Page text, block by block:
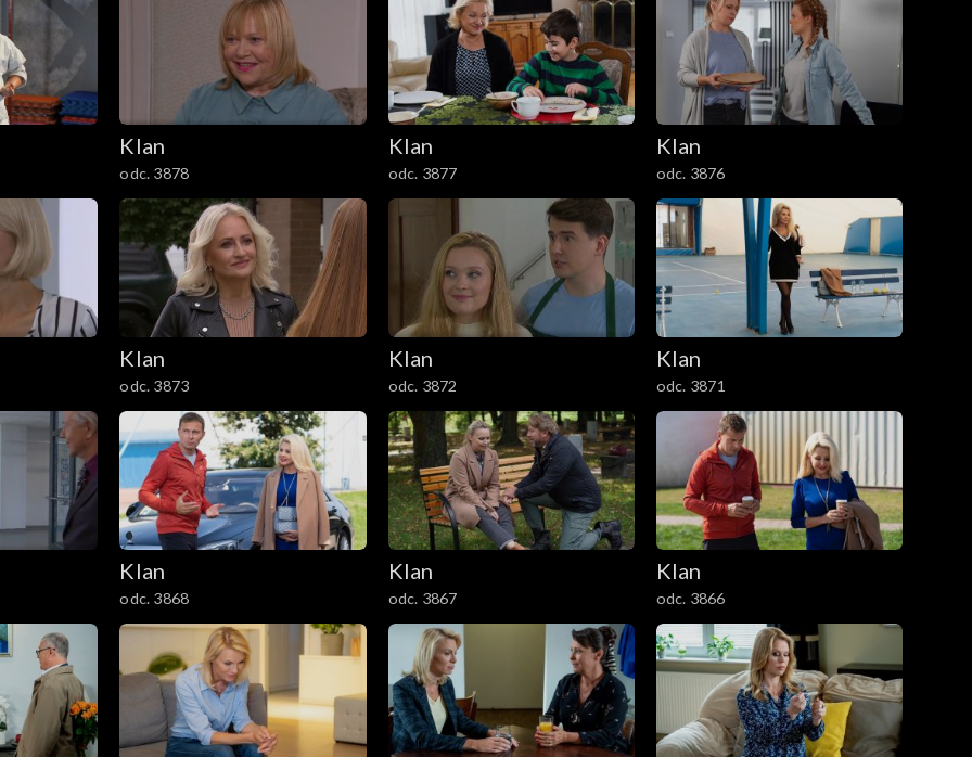
Klan
odc. 3878
Klan
odc. 3877
Klan
odc. 3876
Klan
odc. 3873
Klan
odc. 3872
Klan
odc. 3871
Klan
odc. 3868
Klan
odc. 3867
Klan
odc. 3866